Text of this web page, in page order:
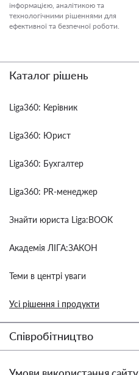
інформацією, аналітикою та
технологічними рішеннями для
ефективної та безпечної роботи.
Каталог рішень
Liga360: Керівник
Liga360: Юрист
Liga360: Бухгалтер
Liga360: PR-менеджер
Знайти юриста Liga:BOOK
Академія ЛІГА:ЗАКОН
Теми в центрі уваги
Усі рішення і продукти
Співробітництво